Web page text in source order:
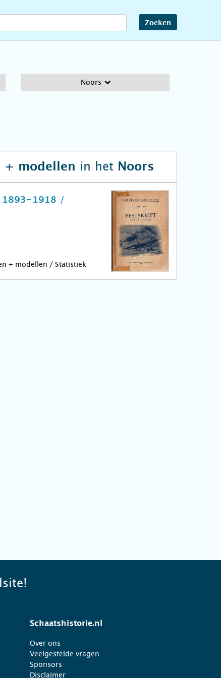
Zoeken
Noors
+ modellen in het Noors
1893-1918 /
+ modellen / Statistiek
Schaatshistorie.nl
Over ons
Veelgestelde vragen
Sponsors
Disclaimer